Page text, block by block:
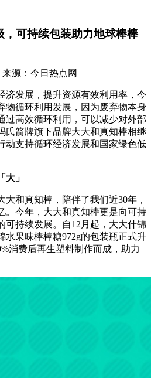
，可持续包装助力地球棒棒
来源：今日热点网
济发展，提升资源有效利用率，今
物循环利用发展，因为废弃物本身
过高效循环利用，可以减少对外部
氏箭牌旗下品牌大大和真知棒相继
动支持循环经济发展和国家绿色低
大」
和真知棒，陪伴了我们近30年，
。今年，大大和真知棒更是向可持
可持续发展。自12月起，大大什锦
水果味棒棒糖972g的包装瓶正式升
消费后再生塑料制作而成，助力